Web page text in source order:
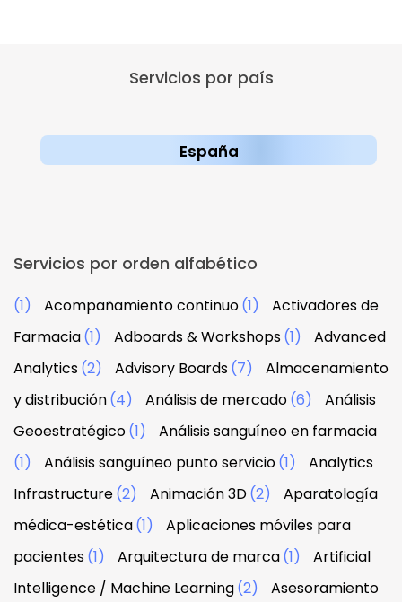
Servicios por país
España
Servicios por orden alfabético
(1) Acompañamiento continuo(1)
Activadores de
Farmacia(1) Adboards & Workshops(1)
Advanced
Analytics(2) Advisory Boards(7)
Almacenamiento
y distribución(4) Análisis de mercado(6)
Análisis
Geoestratégico(1)
Análisis sanguíneo en farmacia
(1)
Análisis sanguíneo punto servicio(1)
Analytics
Infrastructure(2) Animación 3D(2)
Aparatología
médica-estética(1)
Aplicaciones móviles para
pacientes(1) Arquitectura de marca(1)
Artificial
Intelligence / Machine Learning(2)
Asesoramiento